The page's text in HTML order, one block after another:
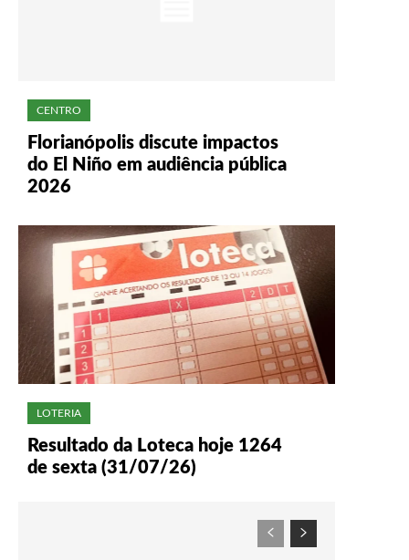
CENTRO
Florianópolis discute impactos
do El Niño em audiência pública
2026
LOTERIA
Resultado da Loteca hoje 1264
de sexta (31/07/26)